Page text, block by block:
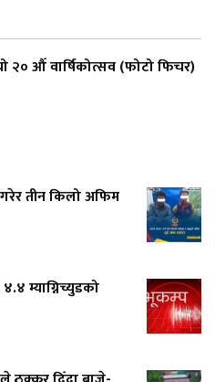
२० औँ वार्षिकोत्सव (फोटो फिचर)
तीन किलो अफिम
म्याग्निच्युडको